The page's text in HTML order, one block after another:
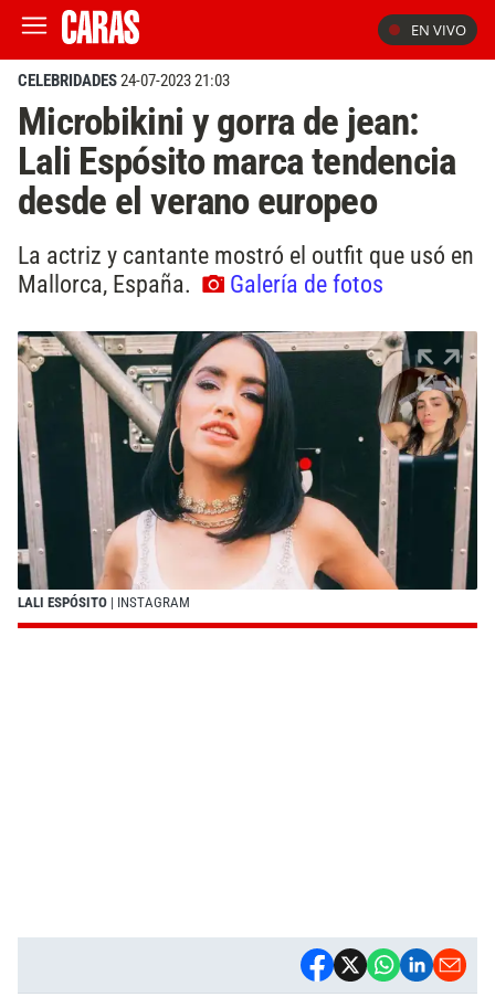
EN VIVO
CELEBRIDADES24-07-2023 21:03
Microbikini y gorra de jean:
Lali Espósito marca tendencia
desde el verano europeo
La actriz y cantante mostró el outfit que usó en
Mallorca, España.
Galería de fotos
LALI ESPÓSITO | INSTAGRAM